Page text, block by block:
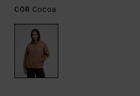
COR Cocoa